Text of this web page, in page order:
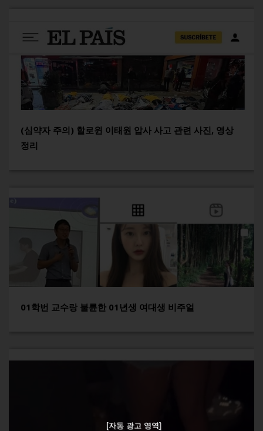
[자동 광고 영역]
(심약자 주의) 할로윈 이태원 압사 사고 관련 사진, 영상
정리
01학번 교수랑 불륜한 01년생 여대생 비주얼